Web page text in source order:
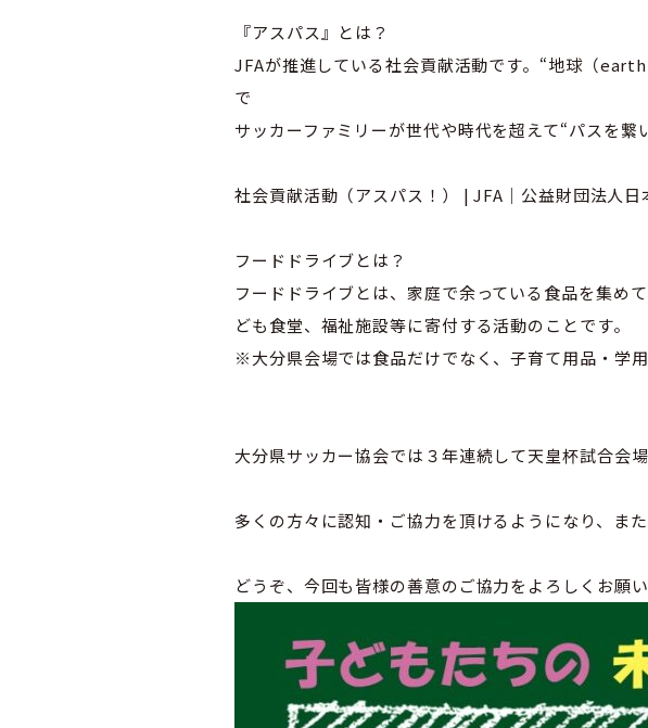
『アスパス』とは？
JFAが推進している社会貢献活動です。“地球（
で
サッカーファミリーが世代や時代を超えて“パスを繋
社会貢献活動（アスパス！） | JFA｜公益財団法人日
フードドライブとは？
フードドライブとは、家庭で余っている食品を集め
ども食堂、福祉施設等に寄付する活動のことです。
※大分県会場では食品だけでなく、子育て用品・学
大分県サッカー協会では３年連続して天皇杯試合会
多くの方々に認知・ご協力を頂けるようになり、ま
どうぞ、今回も皆様の善意のご協力をよろしくお願